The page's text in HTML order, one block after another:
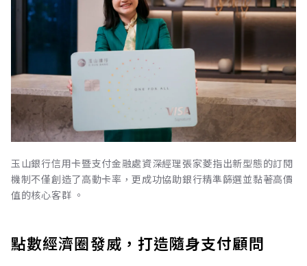
玉山銀行信用卡暨支付金融處資深經理張家菱指出新型態的訂閱
機制不僅創造了高動卡率，更成功協助銀行精準篩選並黏著高價
值的核心客群 。
點數經濟圈發威，打造隨身支付顧問